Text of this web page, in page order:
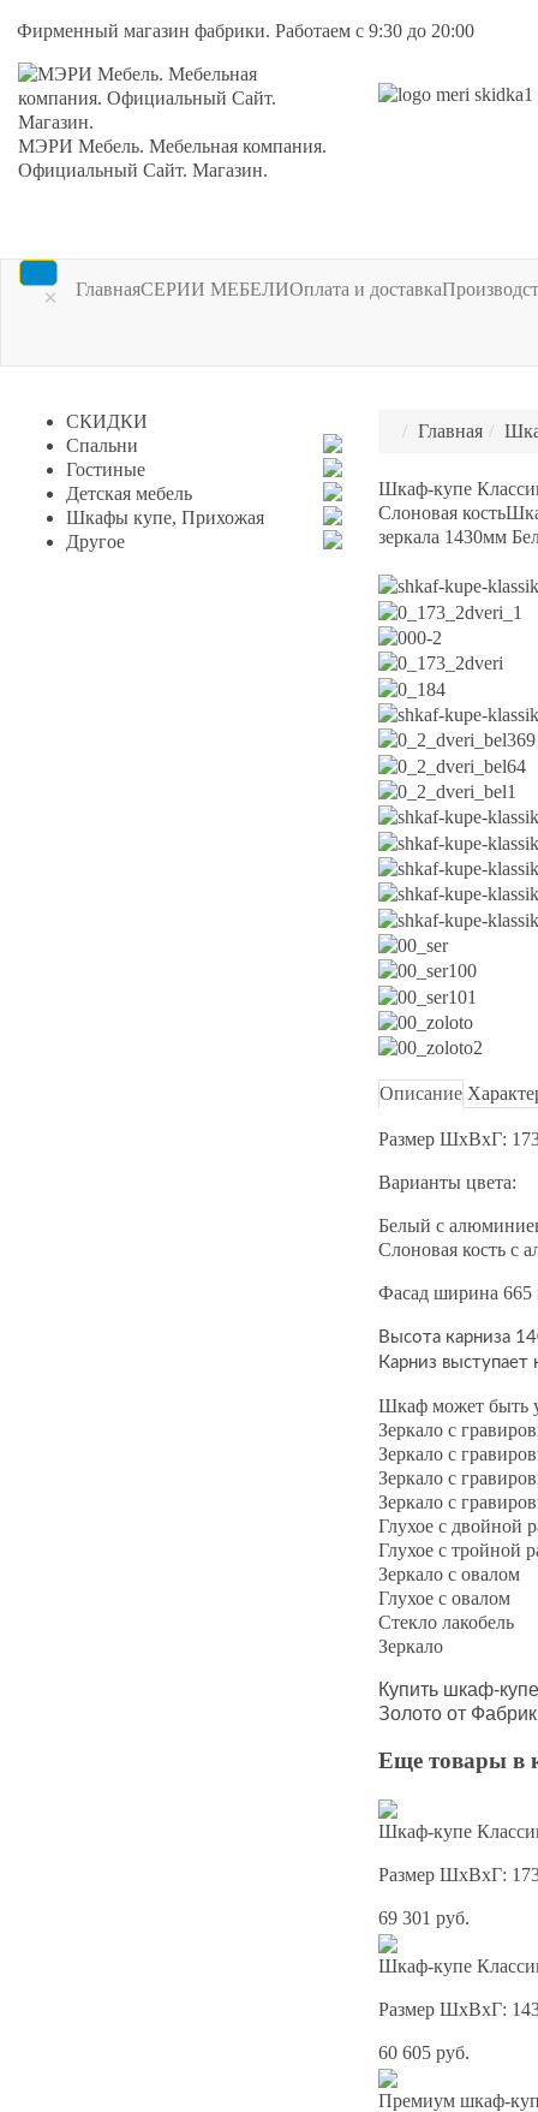
Фирменный магазин фабрики. Работаем с 9:30 до 20:00
МЭРИ Мебель. Мебельная компания.
Официальный Сайт. Магазин.
× ГлавнаяСЕРИИ МЕБЕЛИОплата и доставка
Главная
Шкаф-купе
Слоновая кость
зеркала 1430мм
Описание
Размер ШхВхГ:
Варианты цвета:
Белый с
Слоновая кость с
Фасад ширина
Высота карниза
Карниз
Шкаф может быть
Зеркало с
Зеркало с
Зеркало с
Зеркало с
Глухое с двойной
Глухое с тройной
Зеркало с овалом
Глухое с овалом
Стекло лакобель
Зеркало
Купить шкаф-
Золото от
Еще товары в
Шкаф-купе
Размер ШхВхГ:
69 301 руб.
Шкаф-купе
Размер ШхВхГ:
60 605 руб.
Премиум шкаф-
СКИДКИ
Спальни
Гостиные
Детская мебель
Шкафы купе, Прихожая
Другое